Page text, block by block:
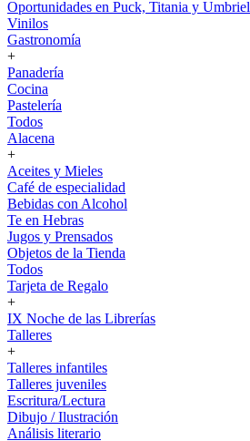
Oportunidades en Puck, Titania y Umbriel
Vinilos
Gastronomía
+
Panadería
Cocina
Pastelería
Todos
Alacena
+
Aceites y Mieles
Café de especialidad
Bebidas con Alcohol
Te en Hebras
Jugos y Prensados
Objetos de la Tienda
Todos
Tarjeta de Regalo
+
IX Noche de las Librerías
Talleres
+
Talleres infantiles
Talleres juveniles
Escritura/Lectura
Dibujo / Ilustración
Análisis literario